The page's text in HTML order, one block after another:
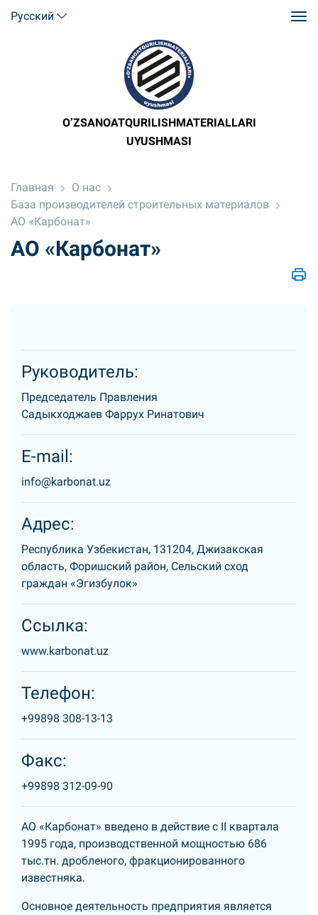
Русский
O’ZSANOATQURILISHMATERIALLARI
UYUSHMASI
Главная
О нас
База производителей строительных материалов
АО «Карбонат»
АО «Карбонат»
Руководитель:
Председатель Правления
Садыкходжаев Фаррух Ринатович
E-mail:
info@karbonat.uz
Адрес:
Республика Узбекистан, 131204, Джизакская
область, Форишский район, Сельский сход
граждан «Эгизбулок»
Ссылка:
www.karbonat.uz
Телефон:
+99898 308-13-13
Факс:
+99898 312-09-90
АО «Карбонат» введено в действие с II квартала
1995 года, производственной мощностью 686
тыс.тн. дробленого, фракционированного
известняка.
Основное деятельность предприятия является